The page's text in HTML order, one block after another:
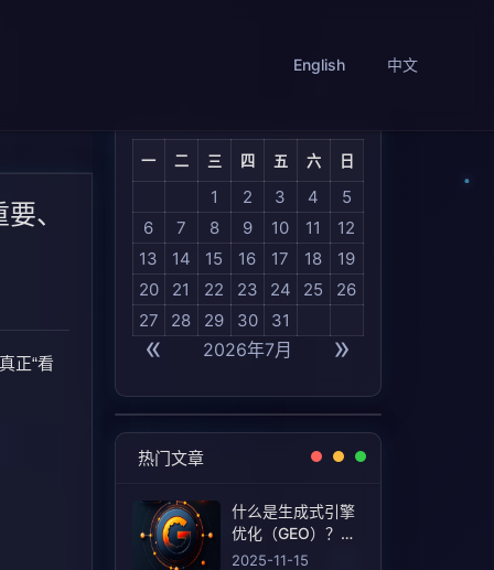
English 中文
、
正“看 « 2026年7月 »
一 二 三 四 五 六 日
1 2 3 4
5
6
7 8 9 10 11
12
13
14 15 16 17 18
19
20
21 22 23 24 25
26
27
28 29 30 31
热门文章
什么是生成式引擎
优化（GEO）？定
义和含义！
2025-11-15